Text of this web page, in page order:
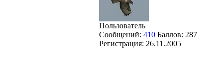
Пользователь
Сообщений: 410 Баллов: 287
Регистрация: 26.11.2005